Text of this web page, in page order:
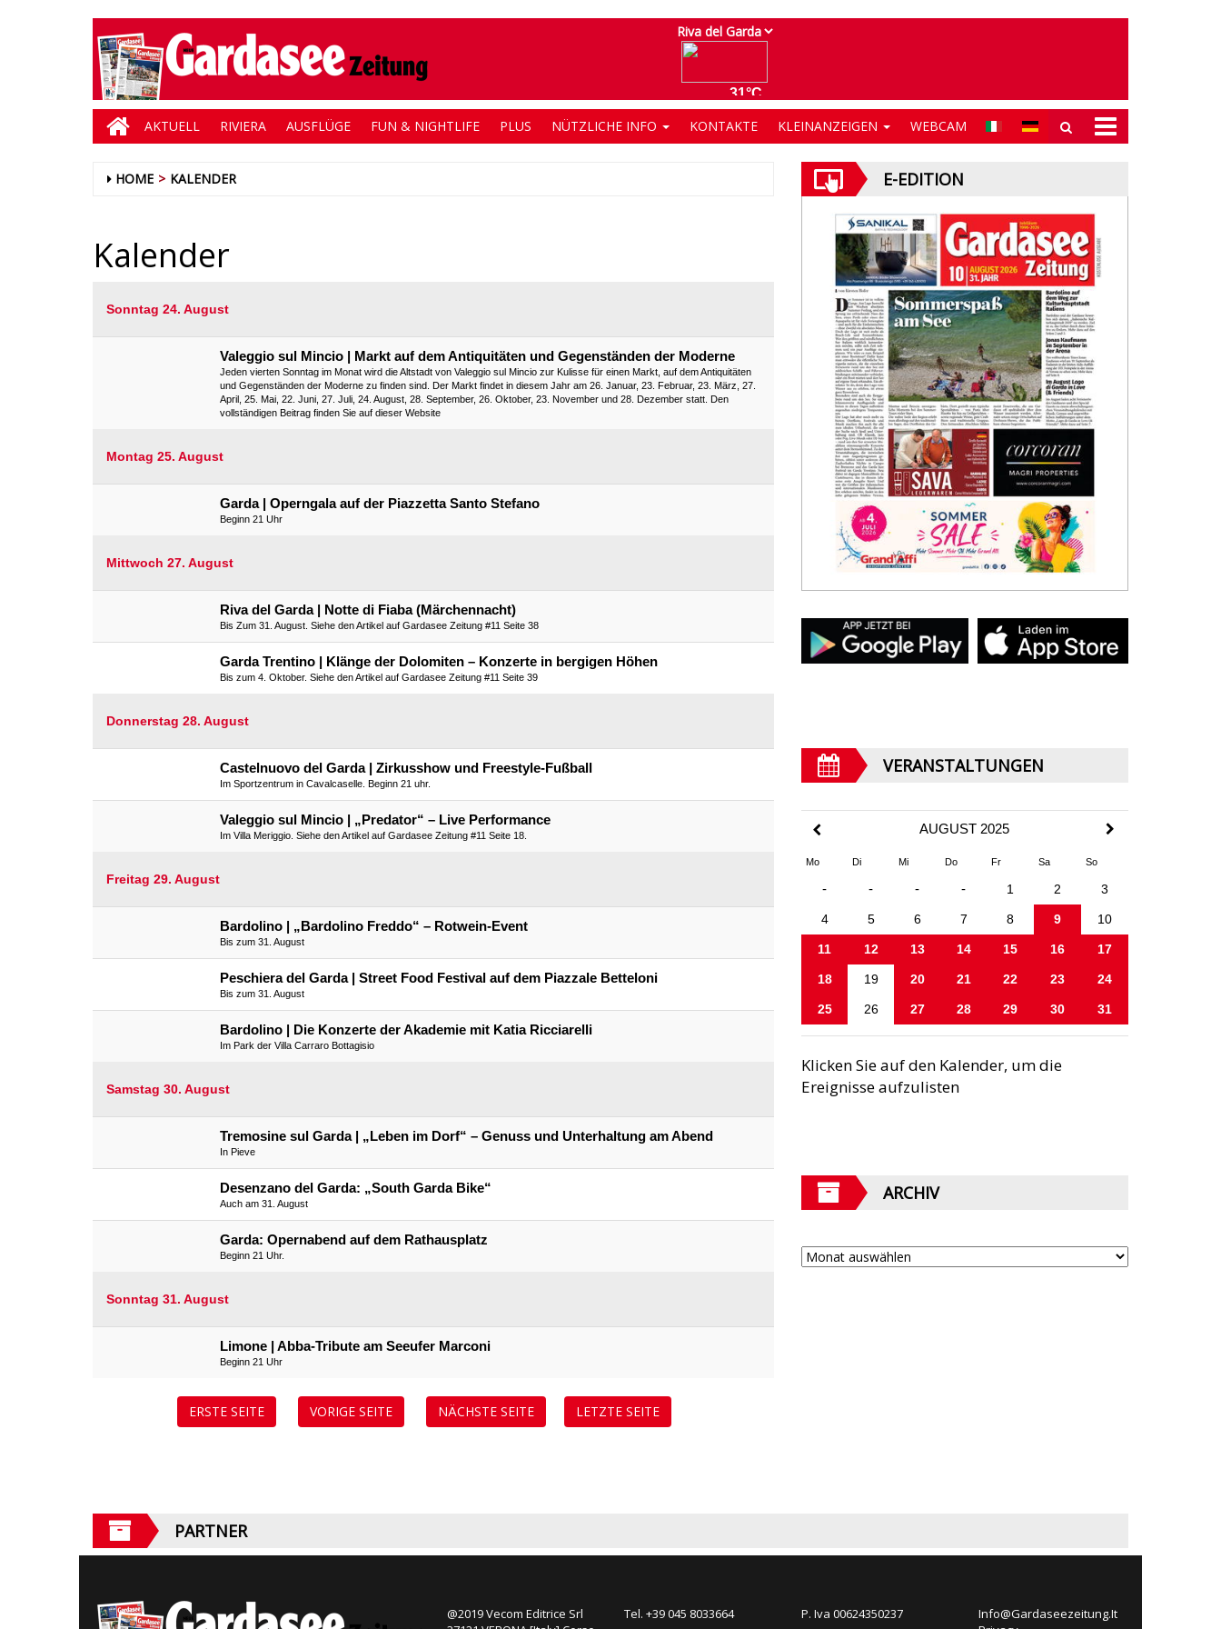
AKTUELL RIVIERA AUSFLÜGE FUN & NIGHTLIFE PLUS NÜTZLICHE INFO KONTAKTE KLEINANZEIGEN WEBCAM
HOME KALENDER
Kalender
Sonntag 24. August
Valeggio sul Mincio | Markt auf dem Antiquitäten und Gegenständen der Moderne
Jeden vierten Sonntag im Monat wird die Altstadt von Valeggio sul Mincio zur Kulisse für einen Markt, auf dem Antiquitäten
und Gegenständen der Moderne zu finden sind. Der Markt findet in diesem Jahr am 26. Januar, 23. Februar, 23. März, 27.
April, 25. Mai, 22. Juni, 27. Juli, 24. August, 28. September, 26. Oktober, 23. November und 28. Dezember statt. Den
vollständigen Beitrag finden Sie auf dieser Website
Montag 25. August
Garda | Operngala auf der Piazzetta Santo Stefano
Beginn 21 Uhr
Mittwoch 27. August
Riva del Garda | Notte di Fiaba (Märchennacht)
Bis Zum 31. August. Siehe den Artikel auf Gardasee Zeitung #11 Seite 38
Garda Trentino | Klänge der Dolomiten – Konzerte in bergigen Höhen
Bis zum 4. Oktober. Siehe den Artikel auf Gardasee Zeitung #11 Seite 39
Donnerstag 28. August
Castelnuovo del Garda | Zirkusshow und Freestyle-Fußball
Im Sportzentrum in Cavalcaselle. Beginn 21 uhr.
Valeggio sul Mincio | „Predator“ – Live Performance
Im Villa Meriggio. Siehe den Artikel auf Gardasee Zeitung #11 Seite 18.
Freitag 29. August
Bardolino | „Bardolino Freddo“ – Rotwein-Event
Bis zum 31. August
Peschiera del Garda | Street Food Festival auf dem Piazzale Betteloni
Bis zum 31. August
Bardolino | Die Konzerte der Akademie mit Katia Ricciarelli
Im Park der Villa Carraro Bottagisio
Samstag 30. August
Tremosine sul Garda | „Leben im Dorf“ – Genuss und Unterhaltung am Abend
In Pieve
Desenzano del Garda: „South Garda Bike“
Auch am 31. August
Garda: Opernabend auf dem Rathausplatz
Beginn 21 Uhr.
Sonntag 31. August
Limone | Abba-Tribute am Seeufer Marconi
Beginn 21 Uhr
ERSTE SEITE VORIGE SEITE NÄCHSTE SEITE LETZTE SEITE
E-EDITION
VERANSTALTUNGEN
AUGUST 2025
Mo Di Mi Do Fr Sa So
- - - - 1 2 3
4 5 6 7 8 9 10
11 12 13 14 15 16 17
18 19 20 21 22 23 24
25 26 27 28 29 30 31
Klicken Sie auf den Kalender, um die
Ereignisse aufzulisten
ARCHIV
PARTNER
@2019 Vecom Editrice Srl
Tel. +39 045 8033664 P. Iva 00624350237
Info@Gardaseezeitung.It